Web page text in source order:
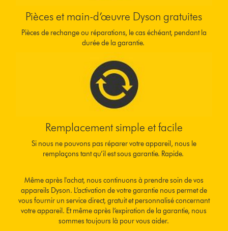
Pièces et main-d’œuvre Dyson gratuites
Pièces de rechange ou réparations, le cas échéant, pendant la
durée de la garantie.
Remplacement simple et facile
Si nous ne pouvons pas réparer votre appareil, nous le
remplaçons tant qu’il est sous garantie. Rapide.
Même après l'achat, nous continuons à prendre soin de vos
appareils Dyson. L’activation de votre garantie nous permet de
vous fournir un service direct, gratuit et personnalisé concernant
votre appareil. Et même après l’expiration de la garantie, nous
sommes toujours là pour vous aider.